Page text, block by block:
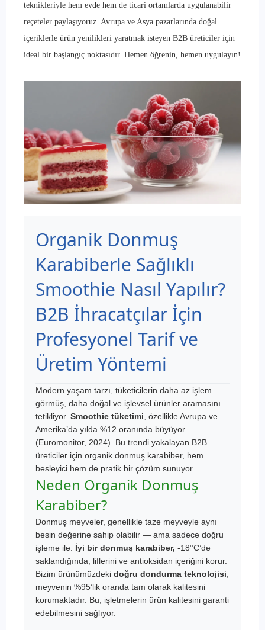
teknikleriyle hem evde hem de ticari ortamlarda uygulanabilir
reçeteler paylaşıyoruz. Avrupa ve Asya pazarlarında doğal
içeriklerle ürün yenilikleri yaratmak isteyen B2B üreticiler için
ideal bir başlangıç noktasıdır. Hemen öğrenin, hemen uygulayın!
Organik Donmuş
Karabiberle Sağlıklı
Smoothie Nasıl Yapılır?
B2B İhracatçılar İçin
Profesyonel Tarif ve
Üretim Yöntemi
Modern yaşam tarzı, tüketicilerin daha az işlem
görmüş, daha doğal ve işlevsel ürünler aramasını
tetikliyor. Smoothie tüketimi , özellikle Avrupa ve
Amerika’da yılda %12 oranında büyüyor
(Euromonitor, 2024). Bu trendi yakalayan B2B
üreticiler için organik donmuş karabiber, hem
besleyici hem de pratik bir çözüm sunuyor.
Neden Organik Donmuş
Karabiber?
Donmuş meyveler, genellikle taze meyveyle aynı
besin değerine sahip olabilir — ama sadece doğru
işleme ile. İyi bir donmuş karabiber, -18°C’de
saklandığında, liflerini ve antioksidan içeriğini korur.
Bizim ürünümüzdeki doğru dondurma teknolojisi
meyvenin %95’lik oranda tam olarak kalitesini
korumaktadır. Bu, işletmelerin ürün kalitesini garanti
edebilmesini sağlıyor.